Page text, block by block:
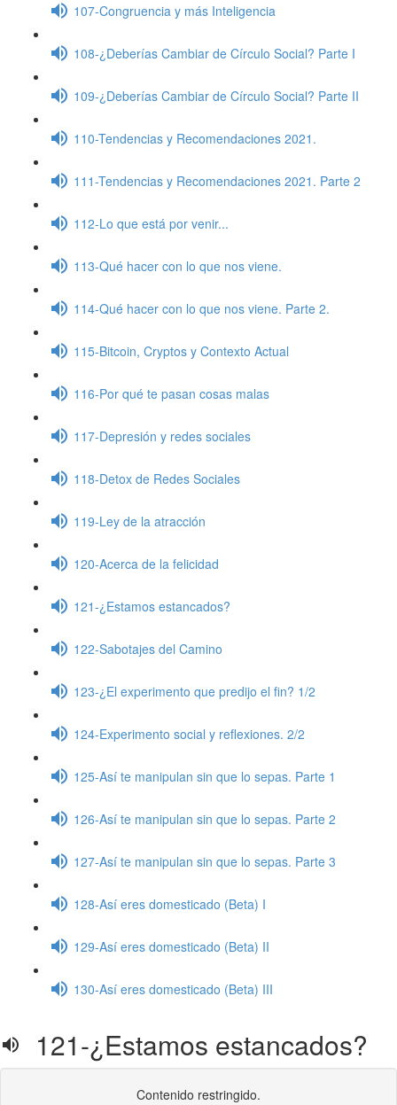
107-Congruencia y más Inteligencia
108-¿Deberías Cambiar de Círculo Social? Parte I
109-¿Deberías Cambiar de Círculo Social? Parte II
110-Tendencias y Recomendaciones 2021.
111-Tendencias y Recomendaciones 2021. Parte 2
112-Lo que está por venir...
113-Qué hacer con lo que nos viene.
114-Qué hacer con lo que nos viene. Parte 2.
115-Bitcoin, Cryptos y Contexto Actual
116-Por qué te pasan cosas malas
117-Depresión y redes sociales
118-Detox de Redes Sociales
119-Ley de la atracción
120-Acerca de la felicidad
121-¿Estamos estancados?
122-Sabotajes del Camino
123-¿El experimento que predijo el fin? 1/2
124-Experimento social y reflexiones. 2/2
125-Así te manipulan sin que lo sepas. Parte 1
126-Así te manipulan sin que lo sepas. Parte 2
127-Así te manipulan sin que lo sepas. Parte 3
128-Así eres domesticado (Beta) I
129-Así eres domesticado (Beta) II
130-Así eres domesticado (Beta) III
121-¿Estamos estancados?
Contenido restringido.